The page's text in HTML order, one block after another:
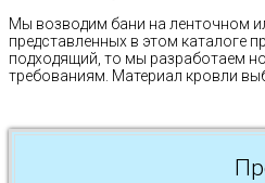
Мы возводим бани на ленточном
представленных в этом каталоге
подходящий, то мы разработаем
требованиям. Материал кровли